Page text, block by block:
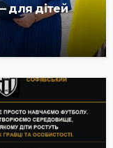
для дітей